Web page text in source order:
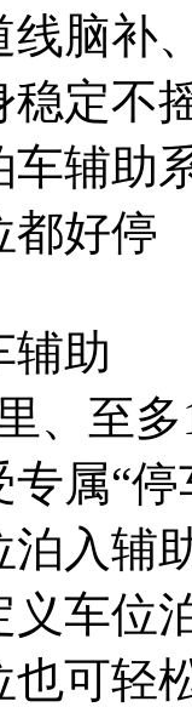
脑补
身稳定不
车辅助
都好停
辅助
、至
专属“
泊入辅
车位泊
也可轻